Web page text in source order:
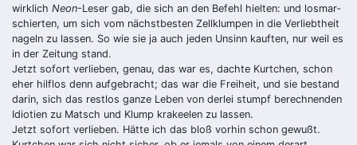
wirk­lich Neon-Leser gab, die sich an den Befehl hielten: und losmar­
schierten, um sich vom nächstbesten Zellklumpen in die Verliebtheit
nageln zu lassen. So wie sie ja auch jeden Unsinn kauften, nur weil es
in der Zei­tung stand.
Jetzt sofort verlieben, genau, das war es, dachte Kurtchen, schon
eher hilflos denn aufgebracht; das war die Freiheit, und sie bestand
darin, sich das rest­los gan­ze Leben von derlei stumpf berechnenden
Idiotien zu Matsch und Klump krakee­len zu las­sen.
Jetzt sofort verlieben. Hätte ich das bloß vorhin schon gewußt.